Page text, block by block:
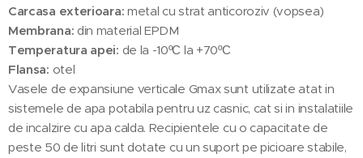
Carcasa exterioara: metal cu strat anticoroziv (vopsea)
Membrana: din material EPDM
Temperatura apei: de la -10ºС la +70ºС
Flansa: otel
Vasele de expansiune verticale Gmax sunt utilizate atat in
sistemele de apa potabila pentru uz casnic, cat si in instalatiile
de incalzire cu apa calda. Recipientele cu o capacitate de
peste 50 de litri sunt dotate cu un suport pe picioare stabile,